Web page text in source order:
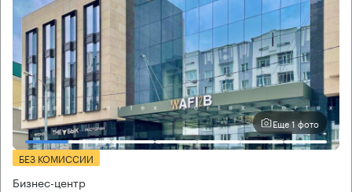
Еще 1 фото
БЕЗ КОМИССИИ
Бизнес-центр